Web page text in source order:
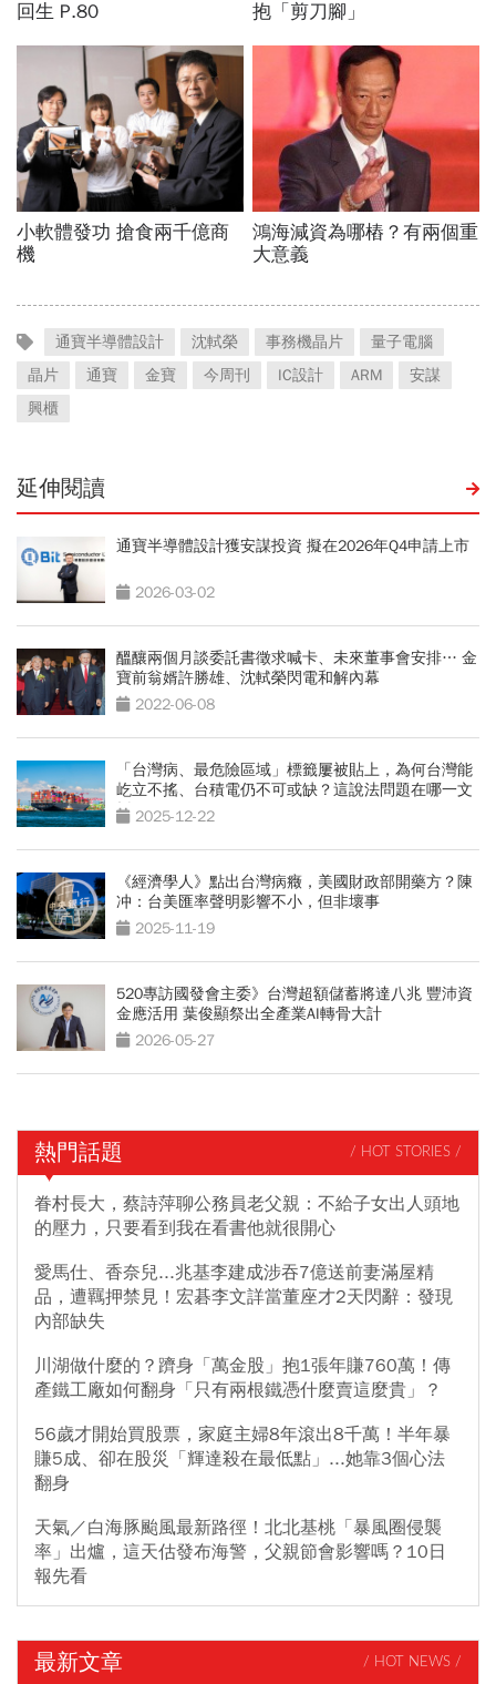
通寶半導體設計 沈軾榮 事務機晶片
量子電腦
晶片
通寶 金寶 今周刊 IC設計 ARM
安謀
興櫃
延伸閱讀
通寶半導體設計獲安謀投資 擬在2026年Q4申請上市
2026-03-02
醞釀兩個月談委託書徵求喊卡、未來董事會安排… 金
寶前翁婿許勝雄、沈軾榮閃電和解內幕
2022-06-08
「台灣病、最危險區域」標籤屢被貼上，為何台灣能
屹立不搖、台積電仍不可或缺？這說法問題在哪一文
拆解2025-12-22
《經濟學人》點出台灣病癥，美國財政部開藥方？陳
冲：台美匯率聲明影響不小，但非壞事
2025-11-19
520專訪國發會主委》台灣超額儲蓄將達八兆 豐沛資
金應活用 葉俊顯祭出全產業AI轉骨大計
2026-05-27
熱門話題 / HOT STORIES /
眷村長大，蔡詩萍聊公務員老父親：不給子女出人頭地
的壓力，只要看到我在看書他就很開心
愛馬仕、香奈兒...兆基李建成涉吞7億送前妻滿屋精
品，遭羈押禁見！宏碁李文詳當董座才2天閃辭：發現
內部缺失
川湖做什麼的？躋身「萬金股」抱1張年賺760萬！傳
產鐵工廠如何翻身「只有兩根鐵憑什麼賣這麼貴」？
56歲才開始買股票，家庭主婦8年滾出8千萬！半年暴
賺5成、卻在股災「輝達殺在最低點」...她靠3個心法
翻身
天氣／白海豚颱風最新路徑！北北基桃「暴風圈侵襲
率」出爐，這天估發布海警，父親節會影響嗎？10日
報先看
最新文章 / HOT NEWS /